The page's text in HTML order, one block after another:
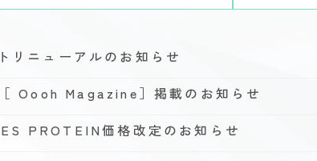
リニューアルのお知らせ
Oooh Magazine］掲載のお知らせ
PROTEIN価格改定のお知らせ